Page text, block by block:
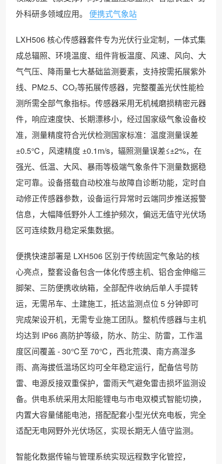
外科研多领域应用。
便携式气象站
LXH506 核心传感器套件专为光伏行业定制，一体式集
成总辐照、环境温度、组件背板温度、风速、风向、大
气气压、降雨量七大基础监测要素，支持按需拓展紫外
线、PM2.5、CO₂等拓展传感器，完整覆盖光伏性能检
测所需全部气象指标。传感器采用无机械磨损精密元器
件，响应速度快、长期漂移小，经过国家级气象设备校
准，测量精度符合光伏检测国家标准：温度测量误差
±0.5℃，风速精度 ±0.1m/s，辐照测量误差≤±2%，在
强光、低温、大风、暴雨等极端气象条件下测量数据稳
定可靠。设备搭载自动校准与故障自诊断功能，定时自
动修正传感器参数，设备运行异常时云端同步推送报警
信息，大幅降低野外人工维护频次，偏远无值守光伏场
区可连续数月稳定采集数据。
便携快速部署是 LXH506 区别于传统固定气象站的核
心亮点，整套设备包含一体化传感主机、铝合金伸缩三
脚架、三防便携收纳箱，全部配件收纳后单人手提转
运，无需吊车、土建施工，抵达监测点位 5 分钟即可
完成架设开机，无需专业施工团队。整机传感器与主机
均达到 IP66 高防护等级，防水、防尘、防雷，工作温
度区间覆盖 - 30℃至 70℃，西北荒漠、南方高湿多
雨、高海拔低温场区均可全年稳定运行，配备信号防
雷、电源反接双重保护，雷雨天气避免雷击损坏监测设
备。供电系统采用太阳能锂电与市电双模式智能切换，
内置大容量储能电池，搭配配套小型光伏充电板，完全
适配无电网野外光伏场区，实现长期无人值守监测。
智能化数据传输与管理系统实现远程数字化管控，